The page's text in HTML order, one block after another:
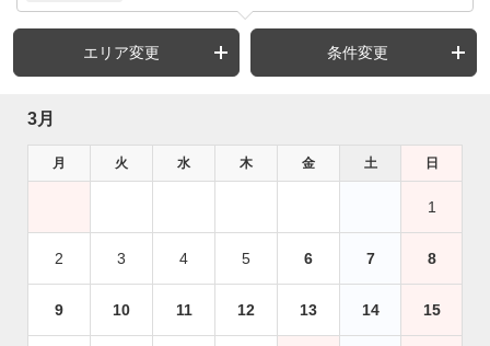
エリア変更 条件変更
3月
月 火 水 木 金 土 日
1
2 3 4 5 6 7 8
9 10 11 12 13 14 15